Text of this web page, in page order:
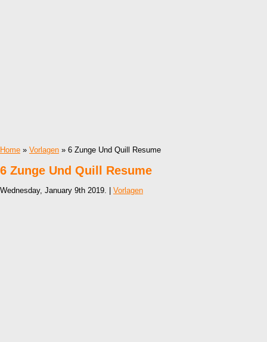
Home » Vorlagen » 6 Zunge Und Quill Resume
6 Zunge Und Quill Resume
Wednesday, January 9th 2019. | Vorlagen